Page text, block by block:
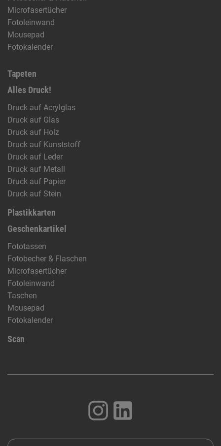
Microfasertücher
Fotoleinwand
Mousepad
Fotokalender
Tapeten
Alles Druck!
Druck auf Acrylglas
Druck auf Glas
Druck auf Holz
Druck auf Kunststoff
Druck auf Leder
Druck auf Metall
Druck auf Papier
Druck auf Stein
Plastikkarten
Geschenkartikel
Fototassen
Fotobecher & Flaschen
Microfasertücher
Fotoleinwand
Taschen
Mousepad
Fotokalender
Scan